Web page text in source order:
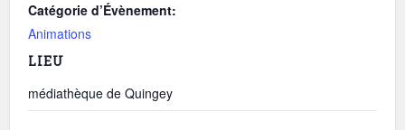
Catégorie d’Évènement:
Animations
LIEU
médiathèque de Quingey